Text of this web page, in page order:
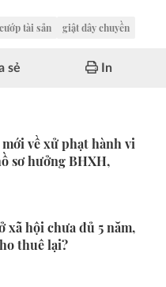
cướp tài sản giật dây chuyền
sẻ In
về xử phạt hành vi
sơ hưởng BHXH,
xã hội chưa đủ 5 năm,
thuê lại?